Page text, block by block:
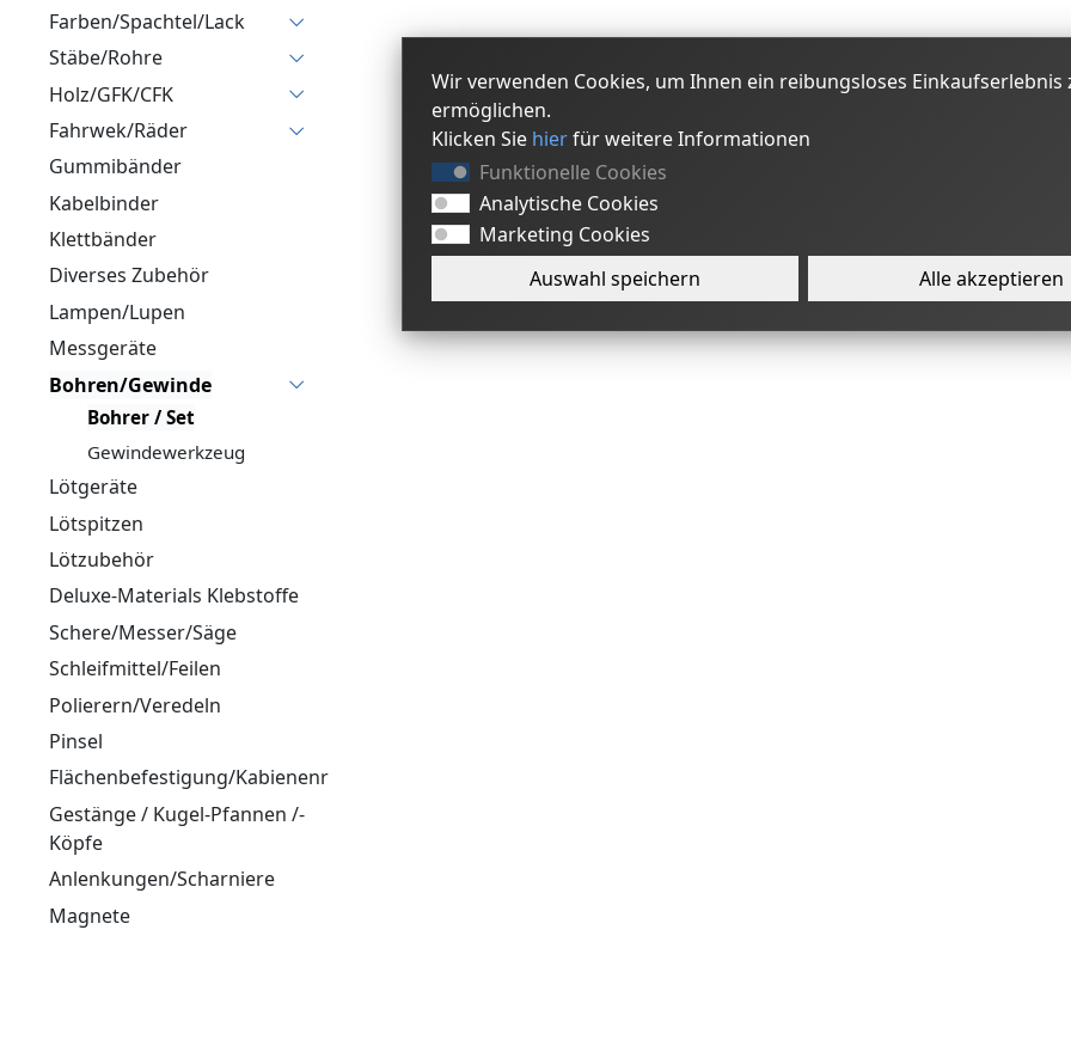
Farben/Spachtel/Lack
Stäbe/Rohre
Holz/GFK/CFK
Fahrwek/Räder
Gummibänder
Kabelbinder
Klettbänder
Diverses Zubehör
Lampen/Lupen
Messgeräte
Bohren/Gewinde
Bohrer / Set
Gewindewerkzeug
Lötgeräte
Lötspitzen
Lötzubehör
Deluxe-Materials Klebstoffe
Schere/Messer/Säge
Schleifmittel/Feilen
Polierern/Veredeln
Pinsel
Flächenbefestigung/Kabienenriegel/Hacken
Gestänge / Kugel-Pfannen /-
Köpfe
Anlenkungen/Scharniere
Magnete
Wir verwenden Cookies, um Ihnen ein reibungsloses Einkaufserlebnis
ermöglichen.
Klicken Sie hierfür weitere Informationen
Funktionelle Cookies
Analytische Cookies
Marketing Cookies
Auswahl speichern
Alle akzeptieren